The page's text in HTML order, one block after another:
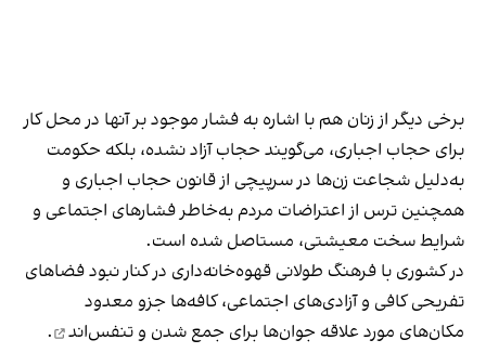
برخی دیگر از زنان هم با اشاره به فشار موجود بر آنها در محل کار
برای حجاب اجباری، می‌گویند حجاب آزاد نشده، بلکه حکومت
به‌دلیل شجاعت زن‌ها در سرپیچی از قانون حجاب اجباری و
همچنین ترس از اعتراضات مردم به‌خاطر فشارهای اجتماعی و
شرایط سخت معیشتی، مستاصل شده است.
در کشوری با فرهنگ طولانی قهوه‌‌خانه‌داری در کنار نبود فضاهای
تفریحی کافی و آزادی‌های اجتماعی، کافه‌ها جزو معدود
مکان‌های مورد علاقه جوان‌ها برای جمع شدن و تنفس‌اند
.